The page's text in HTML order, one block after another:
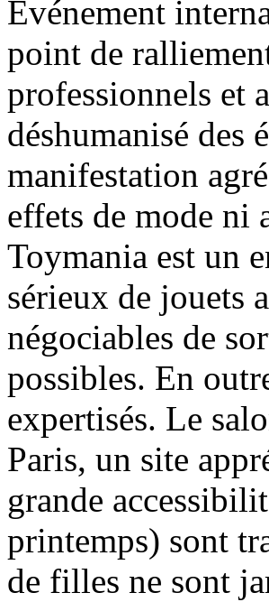
Evénement
point de
professionnels et
déshumanisé des
manifestation
effets de mode ni
Toymania est un
sérieux de jouets
négociables de
possibles. En
expertisés. Le
Paris, un site
grande
printemps) sont
de filles ne sont